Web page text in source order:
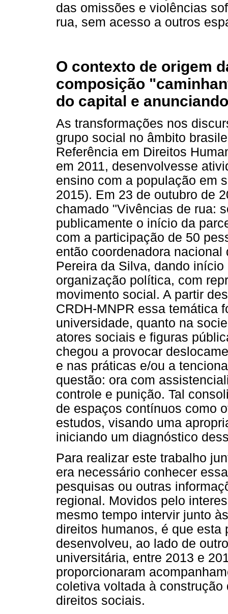
das omissões e violências
rua, sem acesso a outros
O contexto de origem
composição
do capital e
As transformações nos
grupo social no âmbito
Referência em Direitos
em 2011, desenvolvesse
ensino com a população em
2015). Em 23 de outubro de
chamado "Vivências de rua:
publicamente o início da
com a participação de 50
então coordenadora
Pereira da Silva, dando
organização política, com
movimento social. A partir
CRDH-MNPR essa temática
universidade, quanto na
atores sociais e figuras
chegou a provocar
e nas práticas e/ou a
questão: ora com
controle e punição. Tal
de espaços contínuos como
estudos, visando uma
iniciando um diagnóstico
Para realizar este trabalho
era necessário conhecer
pesquisas ou outras
regional. Movidos pelo
mesmo tempo intervir junto
direitos humanos, é que esta
desenvolveu, ao lado de
universitária, entre 2013 e
proporcionaram
coletiva voltada à
direitos sociais.